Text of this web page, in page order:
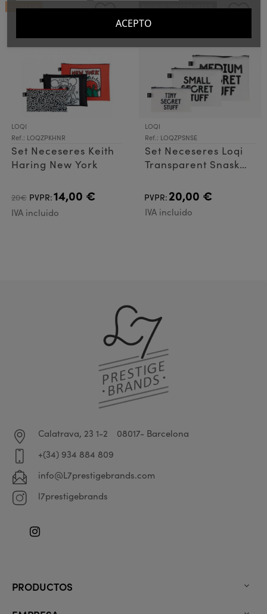
LOQI
Ref.: LOQZPKHNR
Set Neceseres Keith
Haring New York
20€ PVPR:14,00 €
IVA incluido
LOQI
Ref.: LOQZPSNSE
Set Neceseres Loqi
Transparent Snask
PVPR: 20,00 €
IVA incluido
ACEPTO
Calatrava, 23 1-2
08017- Barcelona
+(34) 934 884 809
info@L7prestigebrands.com
l7prestigebrands
Instagram
PRODUCTOS 